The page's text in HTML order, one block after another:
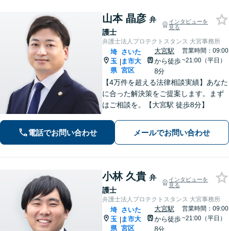
山本 晶彦 弁
護士
インタビューを
見る
弁護士法人プロテクトスタンス 大宮事務所
埼
玉
県
|
さいた
ま市大
宮区
大宮駅
から徒歩
8分
営業時間：09:00
~21:00（平日）
【4万件を超える法律相談実績】あなた
に合った解決策をご提案します。まず
はご相談を。【大宮駅 徒歩8分】
電話でお問い合わせ メールでお問い合わせ
小林 久貴 弁
護士
インタビューを
見る
弁護士法人プロテクトスタンス 大宮事務所
埼
玉
県
|
さいた
ま市大
宮区
大宮駅
から徒歩
8分
営業時間：09:00
~21:00（平日）